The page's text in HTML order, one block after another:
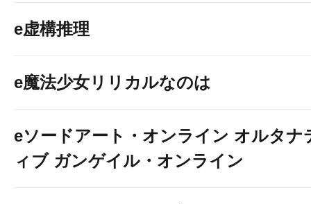
e虚構推理
e魔法少女リリカルなのは
eソードアート・オンライン オルタナ
ィブ ガンゲイル・オンライン